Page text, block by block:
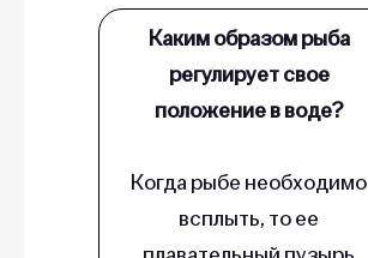
Каким образом рыба
регулирует свое
положение в воде?
Когда рыбе необходимо
всплыть, то ее